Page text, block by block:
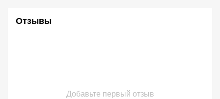
Отзывы
Добавьте первый отзыв